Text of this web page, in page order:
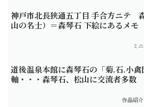
神戸市北長狭通五丁目 手合方ニテ
山の名士）＝森琴石 下絵にあるメモ
ミ
道後温泉本館に森琴石の「菊.石.小禽
軸・・・森琴石、松山に交流者多数
作品紹介